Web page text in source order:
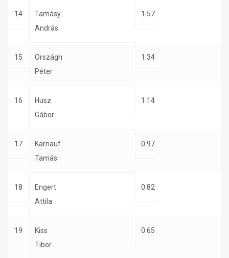
14
Tamásy
András
1.57
15
Országh
Péter
1.34
16
Husz
Gábor
1.14
17
Karnauf
Tamás
0.97
18
Engert
Attila
0.82
19
Kiss
Tibor
0.65